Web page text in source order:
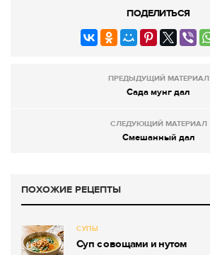
ПОДЕЛИТЬСЯ
ПРЕДЫДУЩИЙ МАТЕРИАЛ
Сада мунг дал
СЛЕДУЮЩИЙ МАТЕРИАЛ
Смешанный дал
ПОХОЖИЕ РЕЦЕПТЫ
СУПЫ
Суп с овощами и нутом